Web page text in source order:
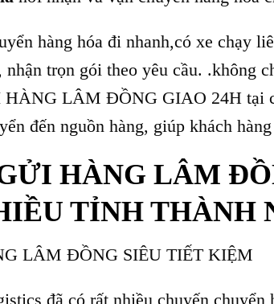
hàng hóa đi nhanh,có xe chạy
trọn gói theo yêu cầu. .không
LÂM ĐỒNG GIAO 24H tại
đến nguồn hàng, giúp khách
HÀNG LÂM
TỈNH THÀNH
LÂM ĐỒNG SIÊU TIẾT KIỆM
đã có rất nhiều chuyến